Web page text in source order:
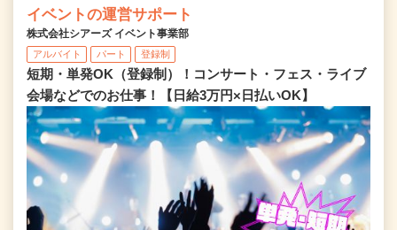
イベントの運営サポート
株式会社シアーズ イベント事業部
アルバイト パート 登録制
短期・単発OK（登録制）！コンサート・フェス・ライブ
会場などでのお仕事！【日給3万円×日払いOK】